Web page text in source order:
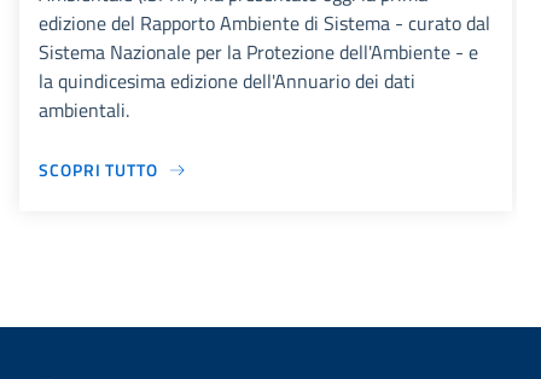
edizione del Rapporto Ambiente di Sistema - curato dal
Sistema Nazionale per la Protezione dell'Ambiente - e
la quindicesima edizione dell'Annuario dei dati
ambientali.
SCOPRI TUTTO